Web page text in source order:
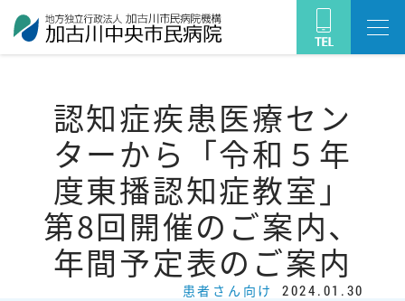
認知症疾患医療セン
ターから「令和５年
度東播認知症教室」
第8回開催のご案内、
年間予定表のご案内
患者さん向け 2024.01.30